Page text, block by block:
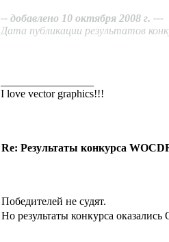
-- добавлено 10 октября 2008 г. ---
Дата публикации результатов
I love vector graphics!!!
Re: Результаты конкурса
Победителей не судят.
Но результаты конкурса